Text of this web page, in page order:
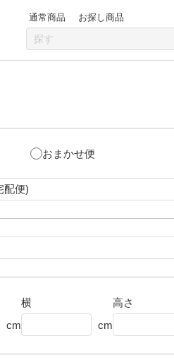
通常商品 お探し商品
おまかせ便
cm
横
cm
高さ